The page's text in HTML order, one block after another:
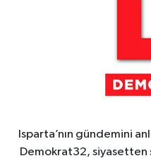
Isparta’nın gündemini
Demokrat32,